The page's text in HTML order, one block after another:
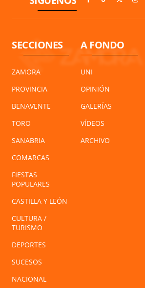
SECCIONES
ZAMORA
PROVINCIA
BENAVENTE
TORO
SANABRIA
COMARCAS
FIESTAS
POPULARES
CASTILLA Y LEÓN
CULTURA /
TURISMO
DEPORTES
SUCESOS
NACIONAL
A FONDO
UNI
OPINIÓN
GALERÍAS
VÍDEOS
ARCHIVO